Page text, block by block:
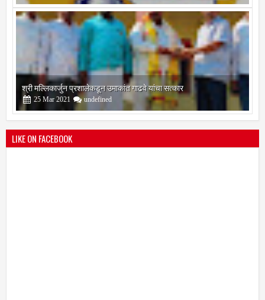
श्री मल्लिकार्जुन प्रशालेकडून उमाकांत गाढवे यांचा सत्कार
25 Mar 2021 undefined
LIKE ON FACEBOOK